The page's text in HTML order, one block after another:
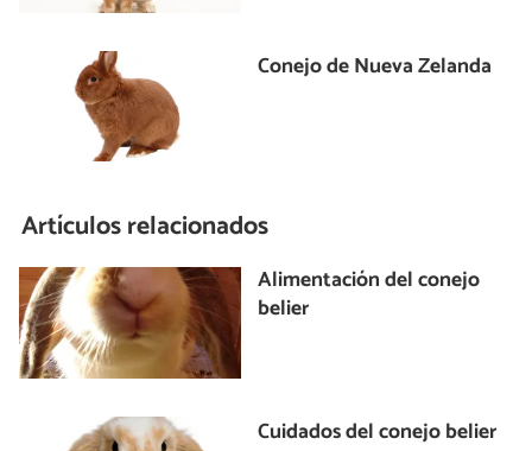
Conejo de Nueva Zelanda
Artículos relacionados
Alimentación del conejo
belier
Cuidados del conejo belier